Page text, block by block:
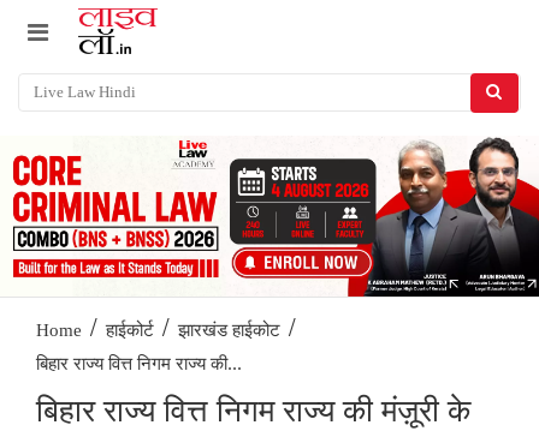
Home / हाईकोर्ट / झारखंड हाईकोट /
बिहार राज्य वित्त निगम राज्य की...
बिहार राज्य वित्त निगम राज्य की मंज़ूरी के